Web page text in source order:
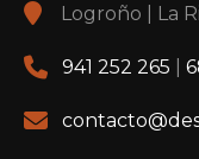
Logroño | La
941 252 265